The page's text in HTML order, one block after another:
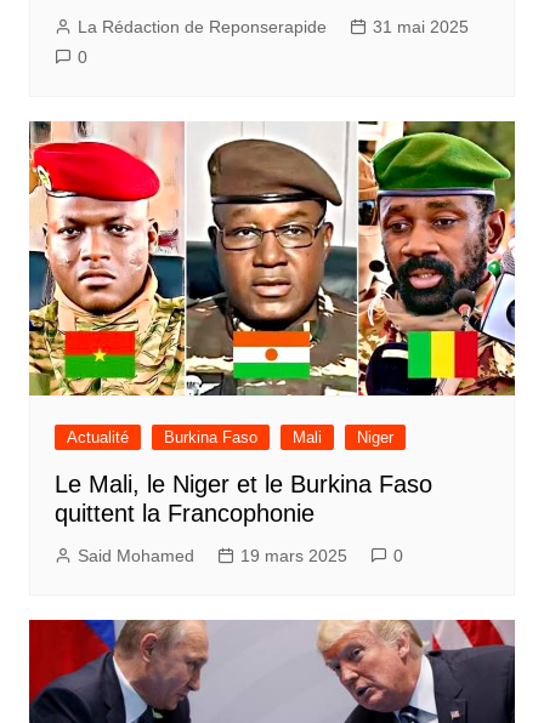
La Rédaction de Reponserapide
31 mai 2025
0
Actualité Burkina Faso Mali Niger
Le Mali, le Niger et le Burkina Faso
quittent la Francophonie
Said Mohamed 19 mars 2025 0